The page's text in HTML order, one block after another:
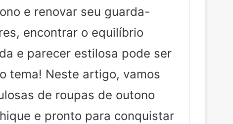
e renovar seu guarda-
encontrar o equilíbrio
e parecer estilosa pode ser
tema! Neste artigo, vamos
de roupas de outono
e pronto para conquistar